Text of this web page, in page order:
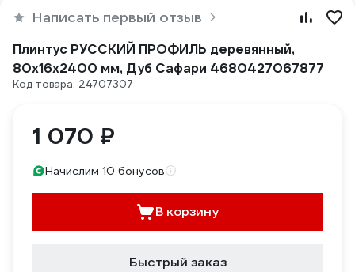
Написать первый отзыв
Плинтус РУССКИЙ ПРОФИЛЬ деревянный,
80х16х2400 мм, Дуб Сафари 4680427067877
Код товара: 24707307
1 070 ₽
Начислим 10 бонусов
В корзину
Быстрый заказ